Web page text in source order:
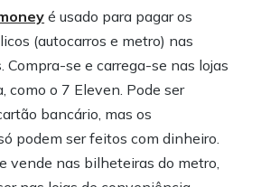
é usado para pagar os
(autocarros e metro) nas
Compra-se e carrega-se nas lojas
como o 7 Eleven. Pode ser
bancário, mas os
podem ser feitos com dinheiro.
vende nas bilheteiras do metro,